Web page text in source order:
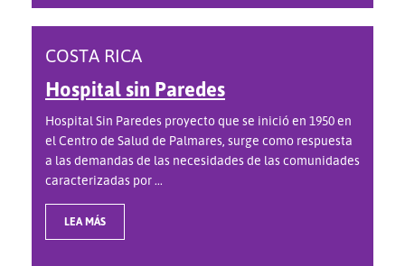
COSTA RICA
Hospital sin Paredes
Hospital Sin Paredes proyecto que se inició en 1950 en
el Centro de Salud de Palmares, surge como respuesta
a las demandas de las necesidades de las comunidades
caracterizadas por ...
LEA MÁS